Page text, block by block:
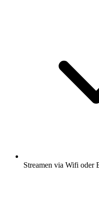
Streamen via Wifi oder